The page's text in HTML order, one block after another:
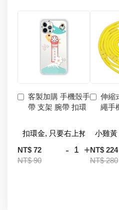
客製加購 手機殼手
帶 支架 腕帶 扣環
NT$ 72
NT$ 90
- +
伸縮
繩手
NT$ 224
NT$ 280